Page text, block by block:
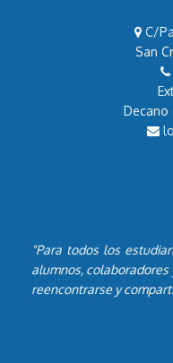
C/
San
Decano
"Para todos los
alumnos,
reencontrarse y